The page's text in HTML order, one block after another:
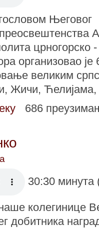
Његовог
црногорско
организовао
великим
Жичи,
686
30:30
колегинице
добитника